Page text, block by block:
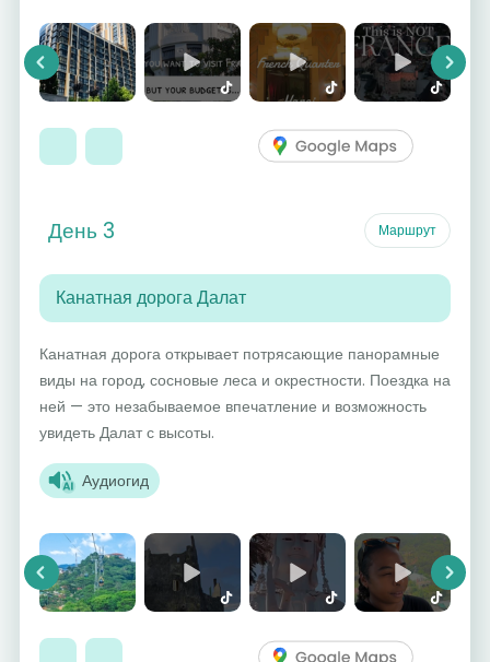
Previous Next
День 3 Маршрут
Канатная дорога Далат
Канатная дорога открывает потрясающие панорамные
виды на город, сосновые леса и окрестности. Поездка на
ней — это незабываемое впечатление и возможность
увидеть Далат с высоты.
Аудиогид
Previous Next